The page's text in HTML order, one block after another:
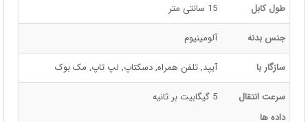
طول کابل 15 سانتی متر
جنس بدنه آلومینیوم
سازگار با آیپد, تلفن همراه, دسکتاپ, لپ تاپ, مک بوک
سرعت انتقال
داده ها
5 گیگابیت بر ثانیه